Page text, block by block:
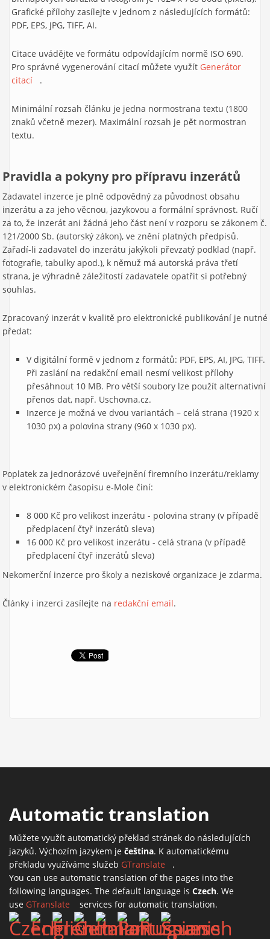
Grafické přílohy zasílejte v jednom z následujících formátů:
PDF, EPS, JPG, TIFF, AI.
Citace uvádějte ve formátu odpovídajícím normě ISO 690.
Pro správné vygenerování citací můžete využít Generátor
citací (link is external)
.
Minimální rozsah článku je jedna normostrana textu (1800
znaků včetně mezer). Maximální rozsah je pět normostran
textu.
Pravidla a pokyny pro přípravu inzerátů
Zadavatel inzerce je plně odpovědný za původnost obsahu
inzerátu a za jeho věcnou, jazykovou a formální správnost. Ručí
za to, že inzerát ani žádná jeho část není v rozporu se zákonem č.
121/2000 Sb. (autorský zákon), ve znění platných předpisů.
Zařadí-li zadavatel do inzerátu jakýkoli převzatý podklad (např.
fotografie, tabulky apod.), k němuž má autorská práva třetí
strana, je výhradně záležitostí zadavatele opatřit si potřebný
souhlas.
Zpracovaný inzerát v kvalitě pro elektronické publikování je nutné
předat:
V digitální formě v jednom z formátů: PDF, EPS, AI, JPG, TIFF.
Při zaslání na redakční email nesmí velikost přílohy
přesáhnout 10 MB. Pro větší soubory lze použít alternativní
přenos dat, např. Uschovna.cz.
Inzerce je možná ve dvou variantách – celá strana (1920 x
1030 px) a polovina strany (960 x 1030 px).
Poplatek za jednorázové uveřejnění firemního inzerátu/reklamy
v elektronickém časopisu e-Mole činí:
8 000 Kč pro velikost inzerátu - polovina strany (v případě
předplacení čtyř inzerátů sleva)
16 000 Kč pro velikost inzerátu - celá strana (v případě
předplacení čtyř inzerátů sleva)
Nekomerční inzerce pro školy a neziskové organizace je zdarma.
Články i inzerci zasílejte na redakční email.
Automatic translation
Můžete využít automatický překlad stránek do následujících
jazyků. Výchozím jazykem je čeština. K automatickému
překladu využíváme služeb GTranslate (link is external)
.
You can use automatic translation of the pages into the
following languages. The default language is Czech. We
use GTranslate (link is external)
services for automatic translation.